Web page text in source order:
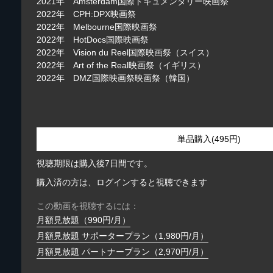
2022年 CPH:DPX映画祭
2022年 Melbourne国際映画祭
2022年 HotDocs国際映画祭
2022年 Vision du Reel国際映画祭（スイス）
2022年 Art of the Real映画祭（イギリス）
2022年 DMZ国際映画祭映画祭（韓国）
単品購入(495円)
視聴期限は購入後7日間です。
購入済の方は、ログインすると視聴できます
この動画を視聴するには：
月額見放題（990円/月）
月額見放題 サポータープラン（1,980円/月）
月額見放題 パートナープラン（2,970円/月）